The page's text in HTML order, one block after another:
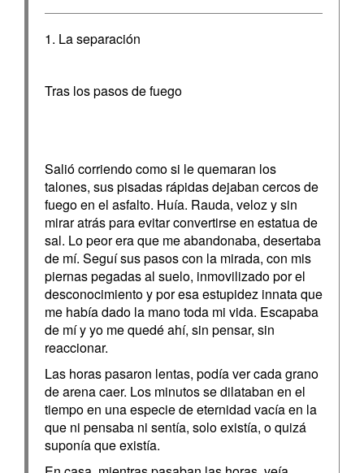
1. La separación
Tras los pasos de fuego
Salió corriendo como si le quemaran los
talones, sus pisadas rápidas dejaban cercos de
fuego en el asfalto. Huía. Rauda, veloz y sin
mirar atrás para evitar convertirse en estatua de
sal. Lo peor era que me abandonaba, desertaba
de mí. Seguí sus pasos con la mirada, con mis
piernas pegadas al suelo, inmovilizado por el
desconocimiento y por esa estupidez innata que
me había dado la mano toda mi vida. Escapaba
de mí y yo me quedé ahí, sin pensar, sin
reaccionar.
Las horas pasaron lentas, podía ver cada grano
de arena caer. Los minutos se dilataban en el
tiempo en una especie de eternidad vacía en la
que ni pensaba ni sentía, solo existía, o quizá
suponía que existía.